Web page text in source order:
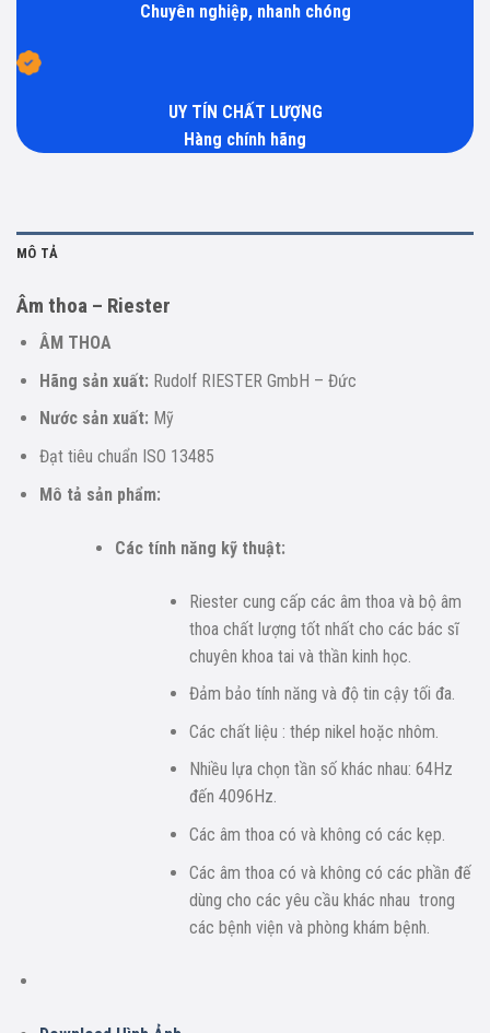
Chuyên nghiệp, nhanh chóng
UY TÍN CHẤT LƯỢNG
Hàng chính hãng
MÔ TẢ
Âm thoa – Riester
ÂM THOA
Hãng sản xuất: Rudolf RIESTER GmbH – Đức
Nước sản xuất: Mỹ
Đạt tiêu chuẩn ISO 13485
Mô tả sản phẩm:
Các tính năng kỹ thuật:
Riester cung cấp các âm thoa và bộ âm
thoa chất lượng tốt nhất cho các bác sĩ
chuyên khoa tai và thần kinh học.
Đảm bảo tính năng và độ tin cậy tối đa.
Các chất liệu : thép nikel hoặc nhôm.
Nhiều lựa chọn tần số khác nhau: 64Hz
đến 4096Hz.
Các âm thoa có và không có các kẹp.
Các âm thoa có và không có các phần đế
dùng cho các yêu cầu khác nhau trong
các bệnh viện và phòng khám bệnh.